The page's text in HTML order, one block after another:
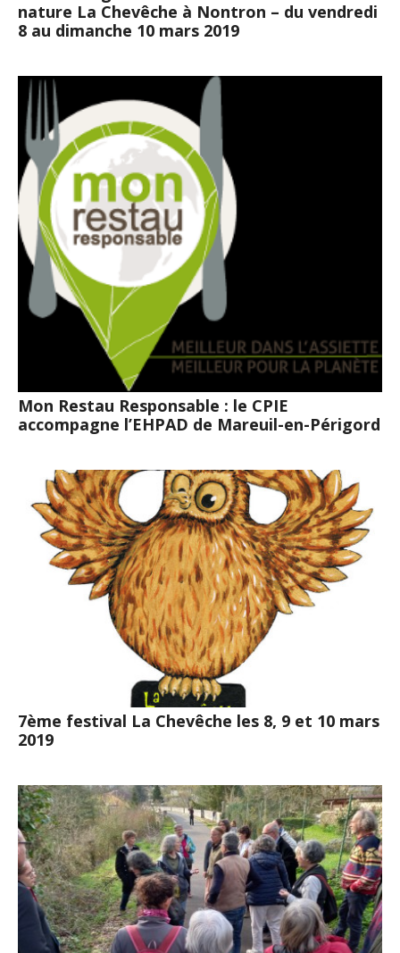
nature La Chevêche à Nontron – du vendredi
8 au dimanche 10 mars 2019
Mon Restau Responsable : le CPIE
accompagne l’EHPAD de Mareuil-en-Périgord
7ème festival La Chevêche les 8, 9 et 10 mars
2019